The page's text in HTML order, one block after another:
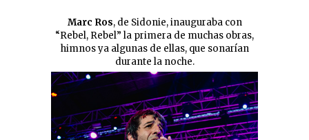
Marc Ros, de Sidonie, inauguraba con
“Rebel, Rebel” la primera de muchas obras,
himnos ya algunas de ellas, que sonarían
durante la noche.